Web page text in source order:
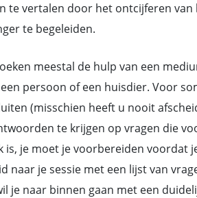
te vertalen door het ontcijferen
te begeleiden.
meestal de hulp van een
persoon of een huisdier. Voor
(misschien heeft u nooit
te krijgen op vragen die
is, je moet je voorbereiden voordat
naar je sessie met een lijst van
je naar binnen gaan met een